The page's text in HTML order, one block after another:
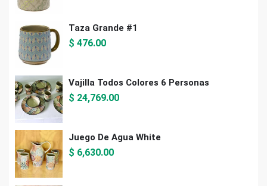
Taza Grande #1
$ 476.00
Vajilla Todos Colores 6 Personas
$ 24,769.00
Juego De Agua White
$ 6,630.00